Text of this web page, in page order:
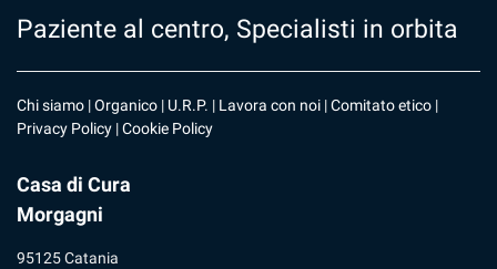
Paziente al centro, Specialisti in orbita
Chi siamo |Organico | U.R.P. | Lavora con noi |Comitato etico |
Privacy Policy |Cookie Policy
Casa di Cura
Morgagni
95125 Catania